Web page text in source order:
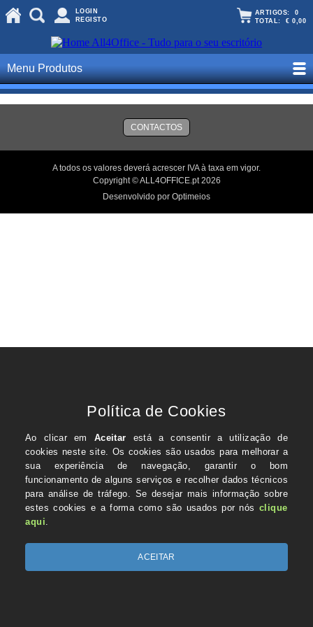
LOGIN
REGISTO
ARTIGOS: 0
TOTAL: € 0,00
Menu Produtos
CONTACTOS
A todos os valores deverá acrescer IVA à taxa em vigor.
Copyright © ALL4OFFICE.pt 2026
Desenvolvido por Optimeios